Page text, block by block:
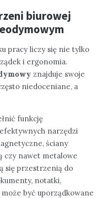
biurowej
pracy liczy się nie tylko
i ergonomia.
znajduje swoje
niedoceniane, a
funkcję
narzędzi
ściany
czy nawet metalowe
się przestrzenią do
notatki,
być uporządkowane